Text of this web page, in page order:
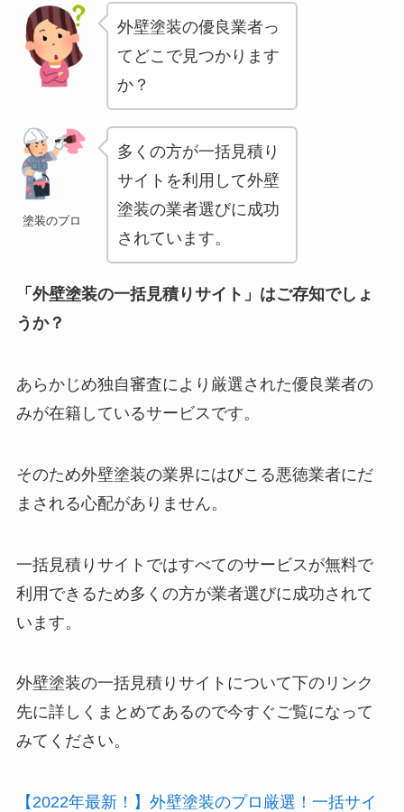
外壁塗装の優良業者っ
てどこで見つかります
か？
塗装のプロ
多くの方が一括見積り
サイトを利用して外壁
塗装の業者選びに成功
されています。
「外壁塗装の一括見積りサイト」はご存知でしょ
うか？
あらかじめ独自審査により厳選された優良業者の
みが在籍しているサービスです。
そのため外壁塗装の業界にはびこる悪徳業者にだ
まされる心配がありません。
一括見積りサイトではすべてのサービスが無料で
利用できるため多くの方が業者選びに成功されて
います。
外壁塗装の一括見積りサイトについて下のリンク
先に詳しくまとめてあるので今すぐご覧になって
みてください。
【2022年最新！】外壁塗装のプロ厳選！一括サイ